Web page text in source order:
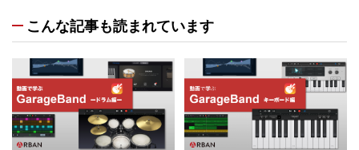
こんな記事も読まれています